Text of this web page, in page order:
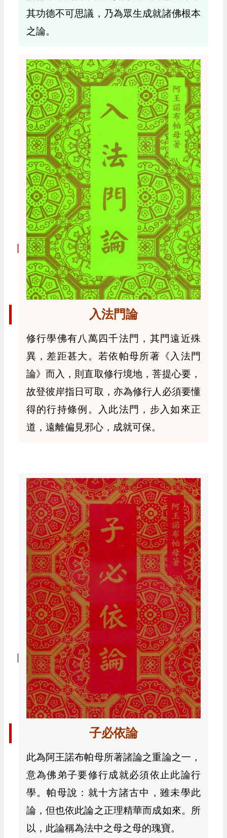
其功德不可思議，乃為眾生成就諸佛根本
之論。
入法門論
修行學佛有八萬四千法門，其門遠近殊
異，差距甚大。若依帕母所著《入法門
論》而入，則直取修行境地，菩提心要，
故登彼岸指日可取，亦為修行人必須要懂
得的行持條例。入此法門，步入如來正
道，遠離偏見邪心，成就可保。
子必依論
此為阿王諾布帕母所著諸論之重論之一，
意為佛弟子要修行成就必須依止此論行
學。帕母說：就十方諸古中，雖未學此
論，但也依此論之正理精華而成如來。所
以，此論稱為法中之母之母的瑰寶。